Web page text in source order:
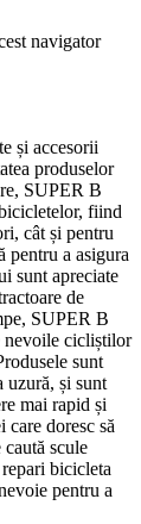
navigator
și accesorii
produselor
SUPER B
fiind
cât și pentru
pentru a asigura
sunt apreciate
de
SUPER B
nevoile cicliștilor
sunt
uzură, și sunt
mai rapid și
doresc să
scule
bicicleta
pentru a